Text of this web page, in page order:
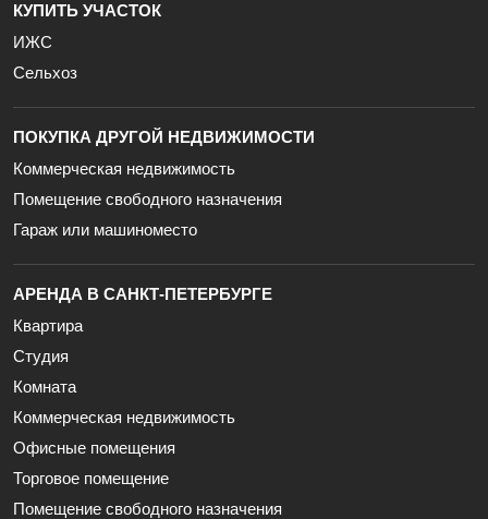
КУПИТЬ УЧАСТОК
ИЖС
Сельхоз
ПОКУПКА ДРУГОЙ НЕДВИЖИМОСТИ
Коммерческая недвижимость
Помещение свободного назначения
Гараж или машиноместо
АРЕНДА В САНКТ-ПЕТЕРБУРГЕ
Квартира
Студия
Комната
Коммерческая недвижимость
Офисные помещения
Торговое помещение
Помещение свободного назначения